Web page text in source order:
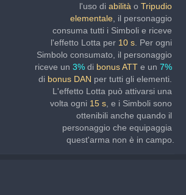
l'uso di abilità o Tripudio
elementale , il personaggio
consuma tutti i Simboli e riceve
l'effetto Lotta per 10 s . Per ogni
Simbolo consumato, il personaggio
riceve un 3% di bonus ATT e un 7%
di bonus DAN per tutti gli elementi.
L'effetto Lotta può attivarsi una
volta ogni 15 s , e i Simboli sono
ottenibili anche quando il
personaggio che equipaggia
quest'arma non è in campo.